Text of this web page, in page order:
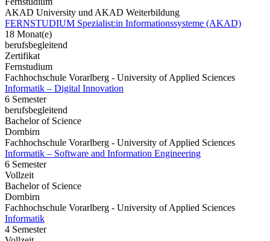
AKAD University und AKAD Weiterbildung
FERNSTUDIUM Spezialist:in Informationssysteme (AKAD)
18 Monat(e)
berufsbegleitend
Zertifikat
Fernstudium
Fachhochschule Vorarlberg - University of Applied Sciences
Informatik – Digital Innovation
6 Semester
berufsbegleitend
Bachelor of Science
Dornbirn
Fachhochschule Vorarlberg - University of Applied Sciences
Informatik – Software and Information Engineering
6 Semester
Vollzeit
Bachelor of Science
Dornbirn
Fachhochschule Vorarlberg - University of Applied Sciences
Informatik
4 Semester